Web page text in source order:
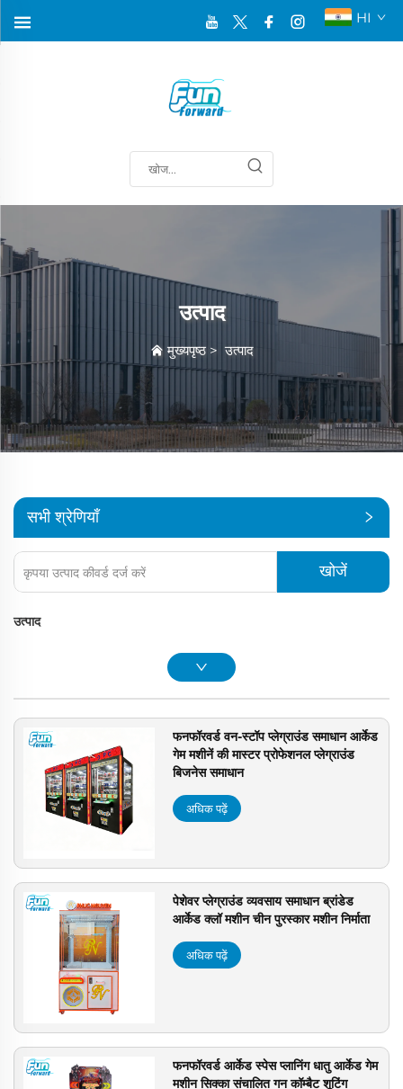
HI
उत्पाद
मुख्यपृष्ठ>उत्पाद
सभी श्रेणियाँ
खोजें
उत्पाद
फनफॉरवर्ड वन-स्टॉप प्लेग्राउंड समाधान आर्केड
गेम मशीनें की मास्टर प्रोफेशनल प्लेग्राउंड
बिजनेस समाधान
अधिक पढ़ें
पेशेवर प्लेग्राउंड व्यवसाय समाधान ब्रांडेड
आर्केड क्लॉ मशीन चीन पुरस्कार मशीन निर्माता
अधिक पढ़ें
फनफॉरवर्ड आर्केड स्पेस प्लानिंग धातु आर्केड गेम
मशीन सिक्का संचालित गन कॉम्बैट शूटिंग